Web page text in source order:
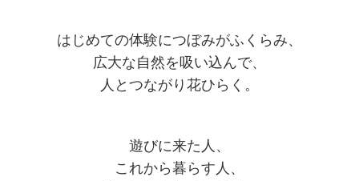
はじめての体験につぼみがふくらみ、
広大な自然を吸い込んで、
人とつながり花ひらく。
遊びに来た人、
これから暮らす人、